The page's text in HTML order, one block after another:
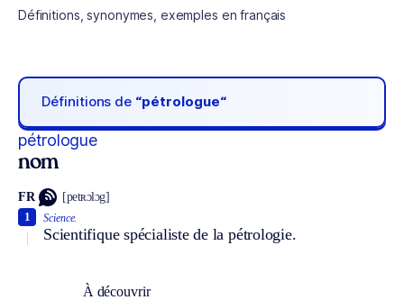
Définitions, synonymes, exemples en français
Définitions de “pétrologue“
pétrologue
nom
FR [petʀɔlɔg]
Science.
Scientifique spécialiste de la pétrologie.
1
À découvrir